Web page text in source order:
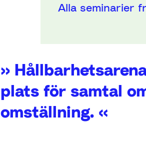
Alla seminarier
»
plats för samtal
omställning. «